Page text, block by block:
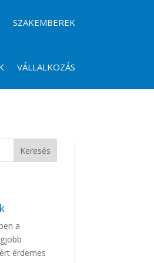
SZAKEMBEREK
VÁLLALKOZÁS
a
érdemes